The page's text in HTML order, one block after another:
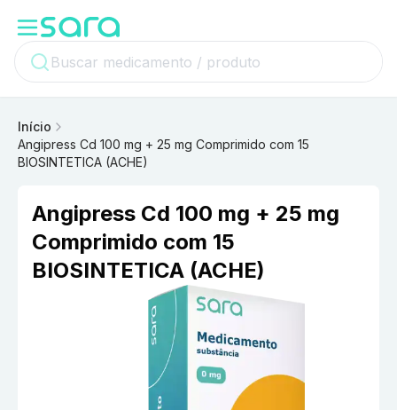
Início
Angipress Cd 100 mg + 25 mg Comprimido com 15
BIOSINTETICA (ACHE)
Angipress Cd 100 mg + 25 mg
Comprimido com 15
BIOSINTETICA (ACHE)